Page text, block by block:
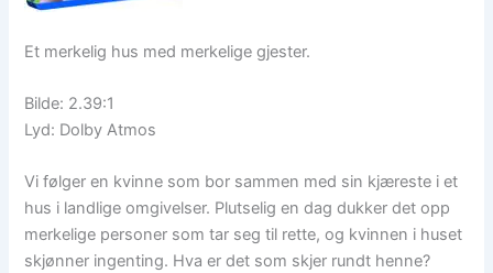
Et merkelig hus med merkelige gjester.
Bilde: 2.39:1
Lyd: Dolby Atmos
Vi følger en kvinne som bor sammen med sin kjæreste i et
hus i landlige omgivelser. Plutselig en dag dukker det opp
merkelige personer som tar seg til rette, og kvinnen i huset
skjønner ingenting. Hva er det som skjer rundt henne?